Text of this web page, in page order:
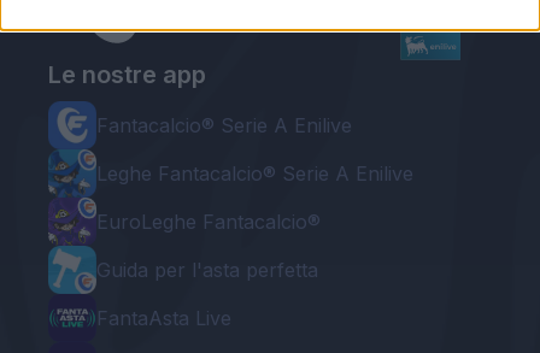
Le nostre app
Fantacalcio® Serie A Enilive
Leghe Fantacalcio® Serie A Enilive
EuroLeghe Fantacalcio®
Guida per l'asta perfetta
FantaAsta Live